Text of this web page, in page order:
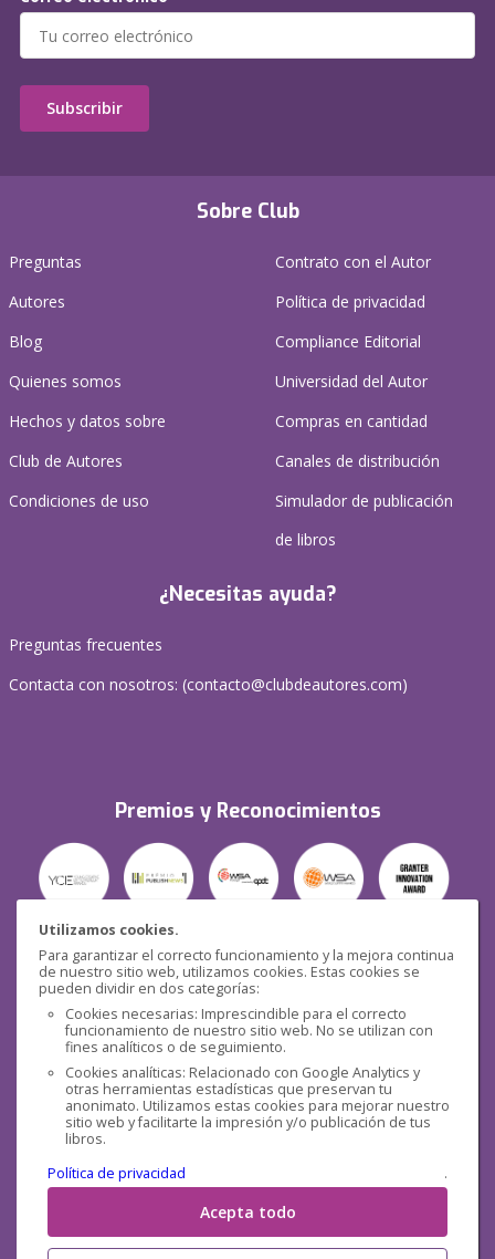
Utilizamos cookies.
Para garantizar el correcto funcionamiento y la mejora continua
de nuestro sitio web, utilizamos cookies. Estas cookies se
pueden dividir en dos categorías:
Cookies necesarias: Imprescindible para el correcto
funcionamiento de nuestro sitio web. No se utilizan con
fines analíticos o de seguimiento.
Cookies analíticas: Relacionado con Google Analytics y
otras herramientas estadísticas que preservan tu
anonimato. Utilizamos estas cookies para mejorar nuestro
sitio web y facilitarte la impresión y/o publicación de tus
libros.
Política de privacidad
.
Acepta todo
Sobre Club
Preguntas
Autores
Blog
Quienes somos
Hechos y datos sobre
Club de Autores
Condiciones de uso
Contrato con el Autor
Política de privacidad
Compliance Editorial
Universidad del Autor
Compras en cantidad
Canales de distribución
Simulador de publicación
de libros
¿Necesitas ayuda?
Preguntas frecuentes
Contacta con nosotros: (contacto@clubdeautores.com)
Premios y Reconocimientos
Seguridad
Redes sociales
Subscribir